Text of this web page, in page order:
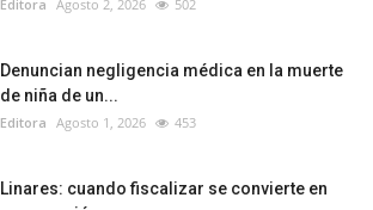
Editora Agosto 2, 2026 502
Denuncian negligencia médica en la muerte
de niña de un...
Editora Agosto 1, 2026 453
Linares: cuando fiscalizar se convierte en